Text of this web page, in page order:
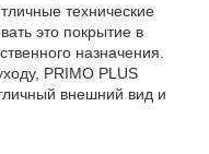
технические
это покрытие в
назначения.
PRIMO PLUS
внешний вид и